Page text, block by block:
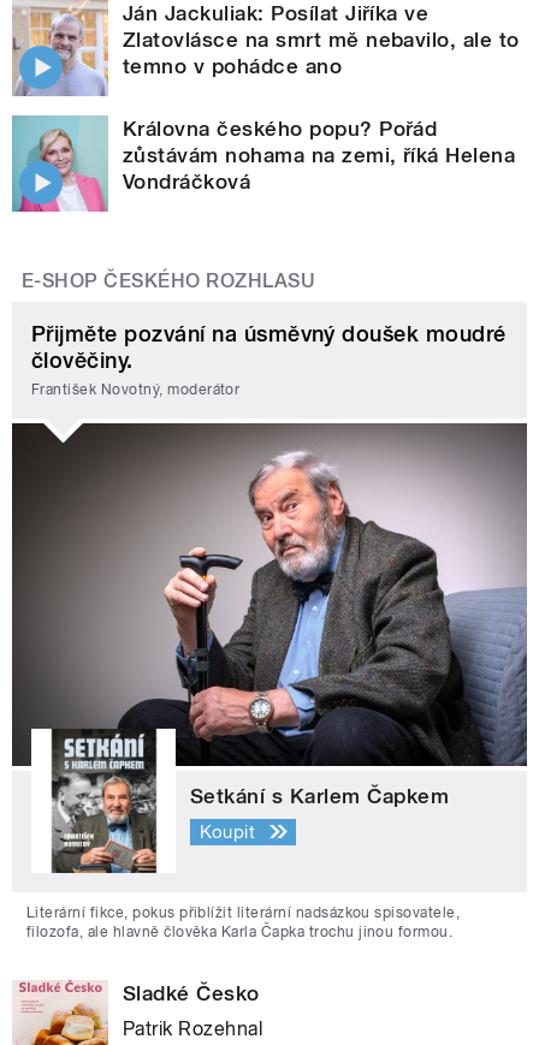
Ján Jackuliak: Posílat Jiříka ve
Zlatovlásce na smrt mě nebavilo, ale to
temno v pohádce ano
Královna českého popu? Pořád
zůstávám nohama na zemi, říká Helena
Vondráčková
E-SHOP ČESKÉHO ROZHLASU
Přijměte pozvání na úsměvný doušek moudré
člověčiny.
František Novotný, moderátor
Setkání s Karlem Čapkem
Koupit
Literární fikce, pokus přiblížit literární nadsázkou spisovatele,
filozofa, ale hlavně člověka Karla Čapka trochu jinou formou.
Sladké Česko
Patrik Rozehnal